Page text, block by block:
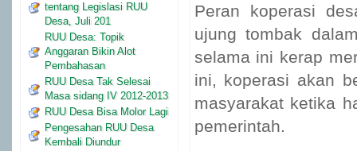
tentang Legislasi RUU
Desa, Juli 201
RUU Desa: Topik
Anggaran Bikin Alot
Pembahasan
RUU Desa Tak Selesai
Masa sidang IV 2012-2013
RUU Desa Bisa Molor Lagi
Pengesahan RUU Desa
Kembali Diundur
Peran koperasi
ujung tombak
selama ini kerap
ini, koperasi akan
masyarakat ketika
pemerintah.